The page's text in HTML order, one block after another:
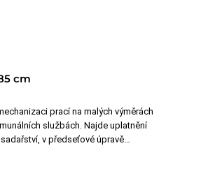
cm
prací na malých výměrách
službách. Najde uplatnění
v předseťové úpravě…